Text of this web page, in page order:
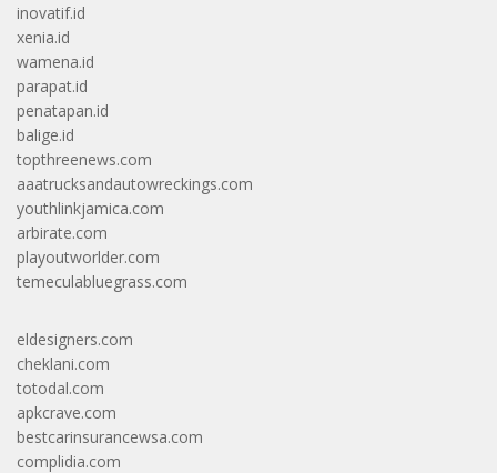
inovatif.id
xenia.id
wamena.id
parapat.id
penatapan.id
balige.id
topthreenews.com
aaatrucksandautowreckings.com
youthlinkjamica.com
arbirate.com
playoutworlder.com
temeculabluegrass.com
eldesigners.com
cheklani.com
totodal.com
apkcrave.com
bestcarinsurancewsa.com
complidia.com